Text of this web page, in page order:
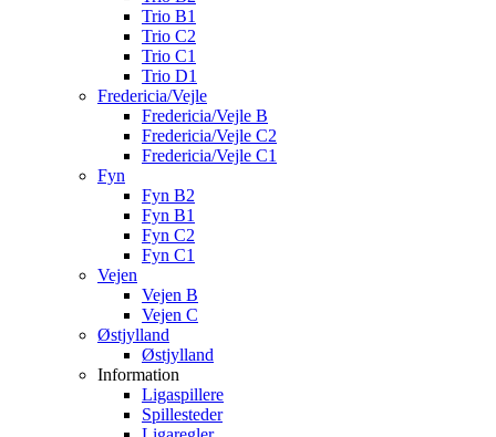
Trio B1
Trio C2
Trio C1
Trio D1
Fredericia/Vejle
Fredericia/Vejle B
Fredericia/Vejle C2
Fredericia/Vejle C1
Fyn
Fyn B2
Fyn B1
Fyn C2
Fyn C1
Vejen
Vejen B
Vejen C
Østjylland
Østjylland
Information
Ligaspillere
Spillesteder